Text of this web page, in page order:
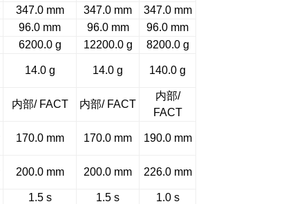
347.0 mm 347.0 mm
347.0 mm
96.0 mm 96.0 mm
96.0 mm
6200.0 g 12200.0 g
8200.0 g
14.0 g 14.0 g 140.0 g
内部/ FACT 内部/ FACT
内部/
FACT
170.0 mm 170.0 mm 190.0 mm
200.0 mm 200.0 mm 226.0 mm
1.5 s 1.5 s
1.0 s